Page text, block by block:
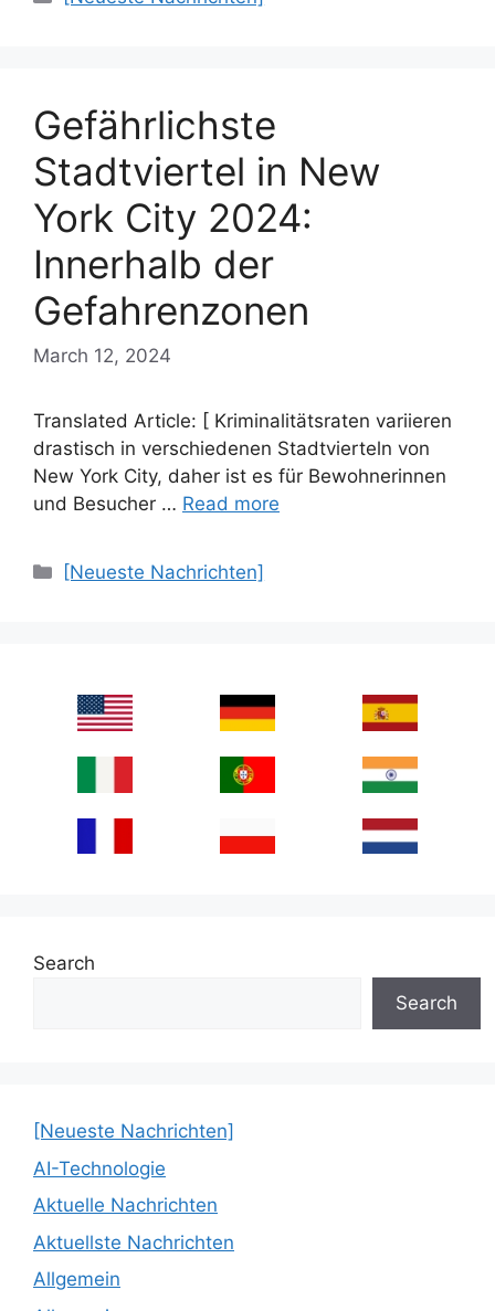
Gefährlichste
Stadtviertel in New
York City 2024:
Innerhalb der
Gefahrenzonen
March 12, 2024
Translated Article: [ Kriminalitätsraten variieren
drastisch in verschiedenen Stadtvierteln von
New York City, daher ist es für Bewohnerinnen
und Besucher … Read more
Categories
[Neueste Nachrichten]
Search
Search
[Neueste Nachrichten]
AI-Technologie
Aktuelle Nachrichten
Aktuellste Nachrichten
Allgemein